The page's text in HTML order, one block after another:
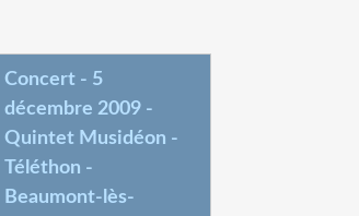
Concert - 5
décembre 2009 -
Quintet Musidéon -
Téléthon -
Beaumont-lès-